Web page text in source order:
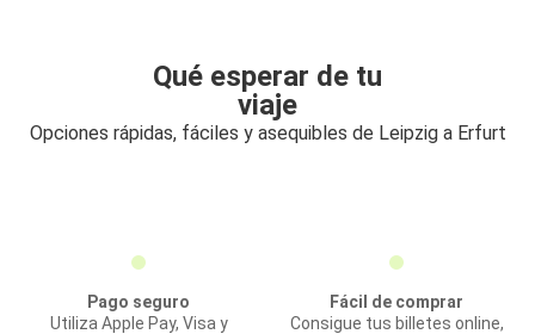
Qué esperar de tu
viaje
Opciones rápidas, fáciles y asequibles de Leipzig a Erfurt
Pago seguro
Utiliza Apple Pay, Visa y
Fácil de comprar
Consigue tus billetes online,